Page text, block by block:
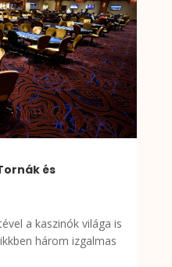
és
a kaszinók világa is
három izgalmas